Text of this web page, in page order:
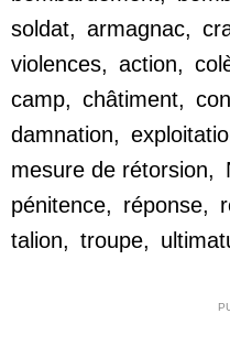
soldat, armagnac,
violences, action,
camp, châtiment,
damnation,
mesure de rétorsion,
pénitence, réponse,
talion, troupe,